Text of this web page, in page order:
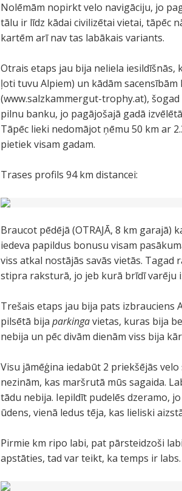
Nolēmām nopirkt velo navigāciju, jo
tālu ir līdz kādai civilizētai vietai, tāpēc
kartēm arī nav tas labākais variants.
Otrais etaps jau bija neliela
ļoti tuvu Alpiem) un kādām
(www.salzkammergut-trophy.at),
pilnu banku, jo pagājošajā gadā
Tāpēc lieki nedomājot ņēmu 50 km ar
pietiek visam gadam.
Trases profils 94 km distancei:
Braucot pēdējā (OTRAJĀ, 8 km
iedeva papildus bonusu visam
viss atkal nostājās savās vietās. Tagad
stipra raksturā, jo jeb kurā brīdī varēju
Trešais etaps jau bija pats izbrauciens
pilsētā bijaparkingavietas, kuras bija
nebija un pēc divām dienām viss bija
Visu jāmēģina iedabūt 2 priekšējās
nezinām, kas maršrutā mūs sagaida.
tādu nebija. Iepildīt pudelēs dzeramo,
ūdens, vienā ledus tēja, kas lieliski
Pirmie km ripo labi, pat pārsteidzoši
apstāties, tad var teikt, ka temps ir